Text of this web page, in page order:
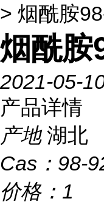
> 烟酰胺
烟酰胺
2021-05-
产品详情
产地 湖北
Cas： 98-
价格： 1